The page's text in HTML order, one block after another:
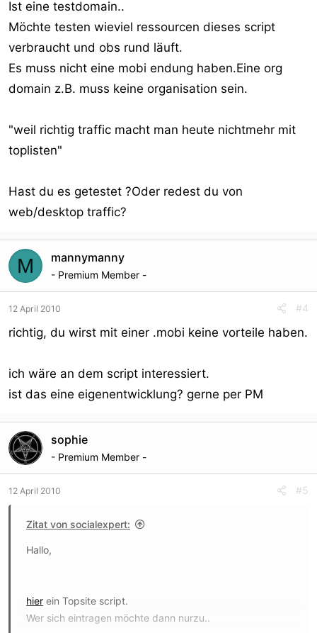
Ist eine testdomain..
Möchte testen wieviel ressourcen dieses script
verbraucht und obs rund läuft.
Es muss nicht eine mobi endung haben.Eine org
domain z.B. muss keine organisation sein.
"weil richtig traffic macht man heute nichtmehr mit
toplisten"
Hast du es getestet ?Oder redest du von
web/desktop traffic?
M mannymanny
- Premium Member -
12 April 2010 #4
richtig, du wirst mit einer .mobi keine vorteile haben.
ich wäre an dem script interessiert.
ist das eine eigenentwicklung? gerne per PM
sophie
- Premium Member -
12 April 2010 #5
Zitat von socialexpert:
Hallo,
hier ein Topsite script.
Wer sich eintragen möchte dann nurzu..